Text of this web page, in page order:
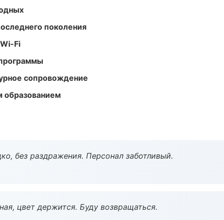
поколения
Fi
сопровождение
образованием
без раздражения. Персонал заботливый.
цвет держится. Буду возвращаться.